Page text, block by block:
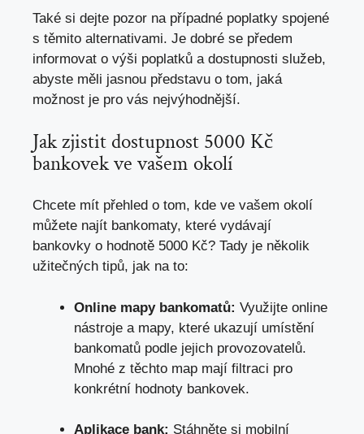
Také si dejte pozor na případné poplatky spojené
s těmito alternativami. Je dobré se předem
informovat o výši poplatků a dostupnosti služeb,
abyste měli jasnou představu o tom, jaká
možnost je pro vás nejvýhodnější.
Jak zjistit dostupnost 5000 Kč
bankovek ve vašem okolí
Chcete mít přehled o tom, kde ve vašem okolí
můžete najít bankomaty, které vydávají
bankovky o hodnotě 5000 Kč? Tady je několik
užitečných tipů, jak na to:
Online mapy bankomatů: Využijte online
nástroje a mapy, které ukazují umístění
bankomatů podle jejich provozovatelů.
Mnohé z těchto map mají filtraci pro
konkrétní hodnoty bankovek.
Aplikace bank: Stáhněte si mobilní